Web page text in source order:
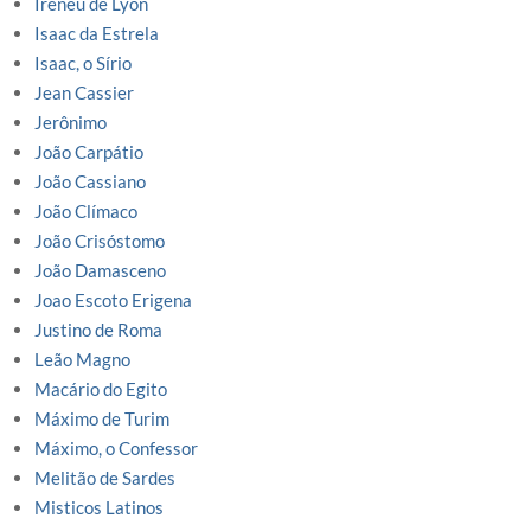
Isaac da Estrela
Isaac, o Sírio
Jean Cassier
Jerônimo
João Carpátio
João Cassiano
João Clímaco
João Crisóstomo
João Damasceno
Joao Escoto Erigena
Justino de Roma
Leão Magno
Macário do Egito
Máximo de Turim
Máximo, o Confessor
Melitão de Sardes
Misticos Latinos